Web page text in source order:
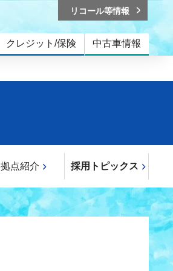
クレジット/保険 中古車情報
リコール等情報
拠点紹介 採用トピックス